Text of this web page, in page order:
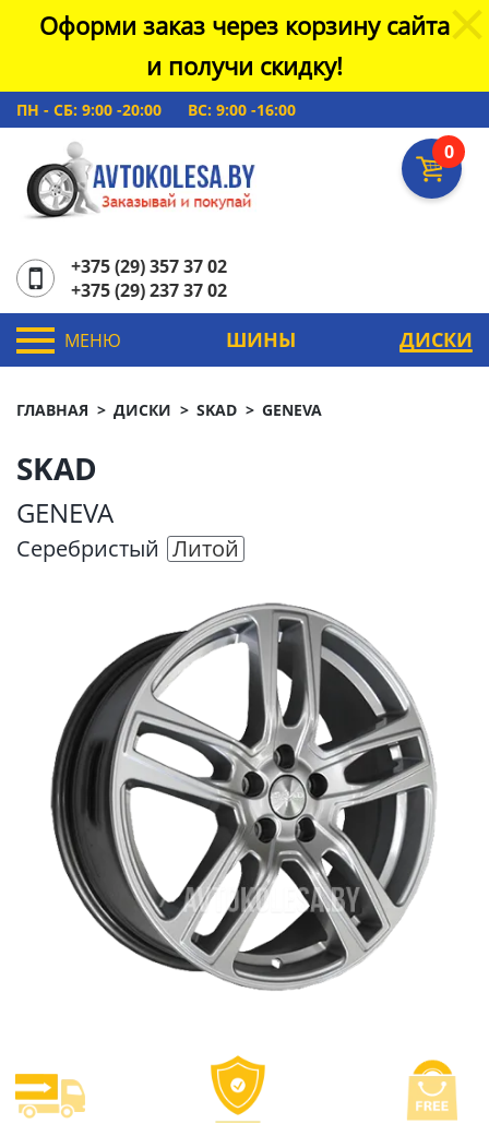
Оформи заказ через корзину сайта
и получи скидку!
ПН - СБ: 9:00 -20:00 ВС: 9:00 -16:00
0
+375 (29) 357 37 02
+375 (29) 237 37 02
МЕНЮ ШИНЫ ДИСКИ
ГЛАВНАЯ ДИСКИ SKAD GENEVA
SKAD
GENEVA
Серебристый Литой